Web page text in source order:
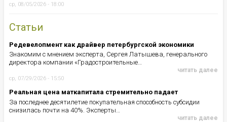
ср, 08/05/2026 - 18:00
Статьи
Редевелопмент как драйвер петербургской экономики
Знакомим с мнением эксперта, Сергея Латышева, генерального
директора компании «Градостроительные…
читать далее
ср, 07/29/2026 - 15:50
Реальная цена маткапитала стремительно падает
За последнее десятилетие покупательная способность субсидии
снизилась почти на 40%. Эксперты…
читать далее